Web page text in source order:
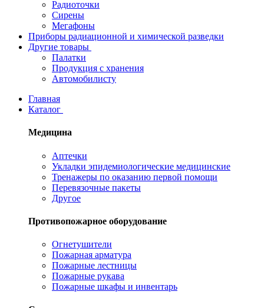
Радиоточки
Сирены
Мегафоны
Приборы радиационной и химической разведки
Другие товары
Палатки
Продукция с хранения
Автомобилисту
Главная
Каталог
Медицина
Аптечки
Укладки эпидемиологические медицинские
Тренажеры по оказанию первой помощи
Перевязочные пакеты
Другое
Противопожарное оборудование
Огнетушители
Пожарная арматура
Пожарные лестницы
Пожарные рукава
Пожарные шкафы и инвентарь